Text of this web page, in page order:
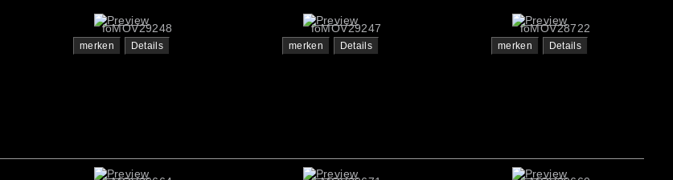
foMOV29248
merken Details
foMOV29247
merken Details
foMOV28722
merken Details